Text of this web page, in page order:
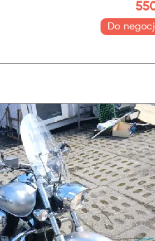
Do